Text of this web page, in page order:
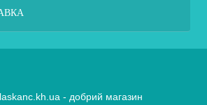
- добрий магазин